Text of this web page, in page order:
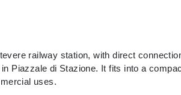
railway station, with direct
Piazzale di Stazione. It fits into a
uses.